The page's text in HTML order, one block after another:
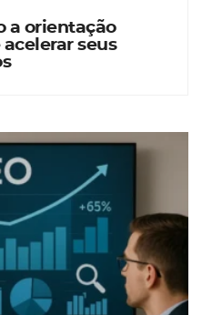
a orientação
seus